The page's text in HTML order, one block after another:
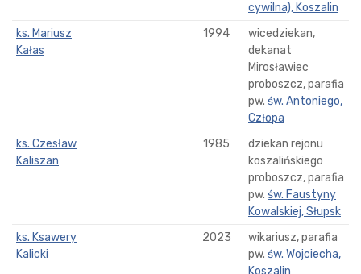
cywilna), Koszalin
ks. Mariusz
Kałas
1994
wicedziekan,
dekanat
Mirosławiec
proboszcz, parafia
pw. św. Antoniego,
Człopa
ks. Czesław
Kaliszan
1985
dziekan rejonu
koszalińskiego
proboszcz, parafia
pw. św. Faustyny
Kowalskiej, Słupsk
ks. Ksawery
Kalicki
2023
wikariusz, parafia
pw. św. Wojciecha,
Koszalin